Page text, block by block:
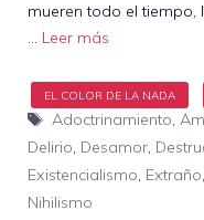
mueren todo el
… Leer más
Etiquetas
Adoctrinamiento,
Delirio, Desamor,
Existencialismo, Extraño,
Nihilismo